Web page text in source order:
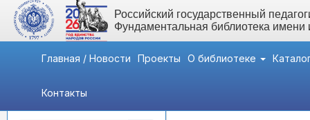
Российский государственный
Фундаментальная библиотека
Главная / Новости Проекты О библиотеке
Контакты
Быстрый доступ